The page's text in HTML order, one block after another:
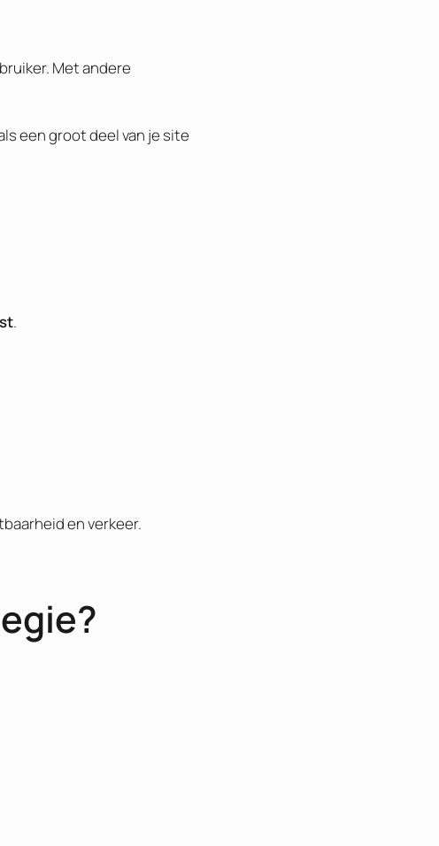
Met andere
een groot deel van je site
.
en verkeer.